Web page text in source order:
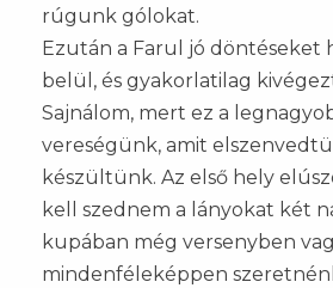
rúgunk gólokat.
Ezután a Farul jó döntéseket
belül, és gyakorlatilag
Sajnálom, mert ez a
vereségünk, amit
készültünk. Az első hely
kell szednem a lányokat két
kupában még versenyben
mindenféleképpen